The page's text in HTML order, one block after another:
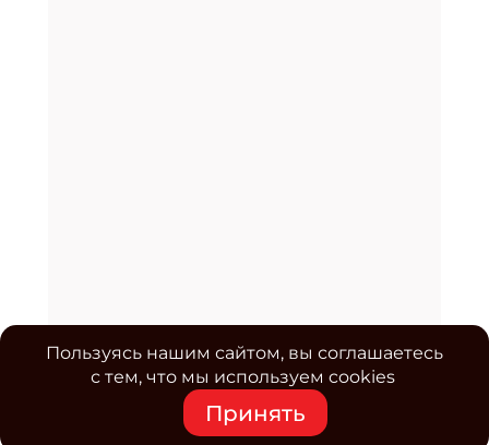
Пользуясь нашим сайтом, вы соглашаетесь
с тем, что мы используем cookies
Принять